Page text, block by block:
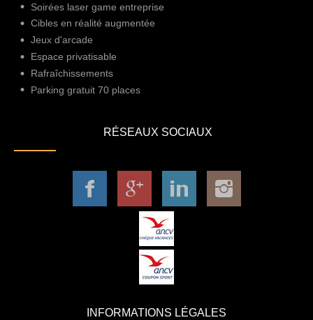
Soirées laser game entreprise
Cibles en réalité augmentée
Jeux d'arcade
Espace privatisable
Rafraîchissements
Parking gratuit 70 places
RÉSEAUX SOCIAUX
INFORMATIONS LÉGALES